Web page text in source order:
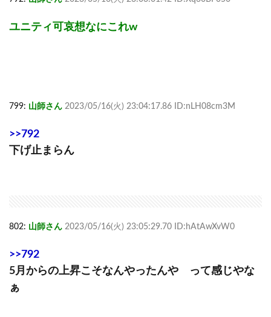
ユニティ可哀想なにこれw
799: 山師さん 2023/05/16(火) 23:04:17.86 ID:nLH08cm3M
>>792
下げ止まらん
802: 山師さん 2023/05/16(火) 23:05:29.70 ID:hAtAwXvW0
>>792
5月からの上昇こそなんやったんや って感じやな
ぁ